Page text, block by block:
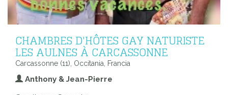
CHAMBRES D'HÔTES GAY NATURISTE
LES AULNES À CARCASSONNE
Carcassonne (11), Occitania, Francia
Anthony & Jean-Pierre